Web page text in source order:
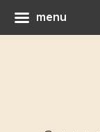
menu